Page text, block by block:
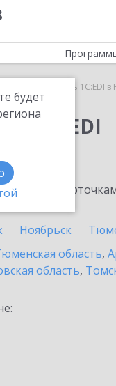
будет
Модуль 1C:EDI
1C:EDI
Ноябрьск
область,
область,